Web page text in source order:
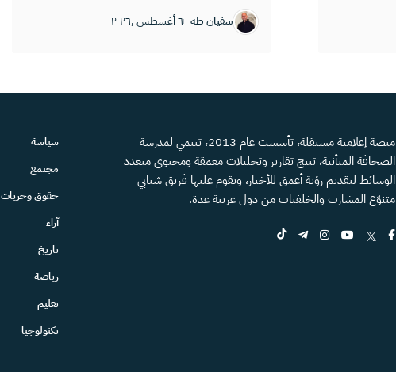
سفيان طه ٦ أغسطس ,٢٠٢٦
منصة إعلامية مستقلة، تأسست عام 2013، تنتمي لمدرسة
الصحافة المتأنية، تنتج تقارير وتحليلات معمقة ومحتوى متعدد
الوسائط لتقديم رؤية أعمق للأخبار، ويقوم عليها فريق شبابي
متنوّع المشارب والخلفيات من دول عربية عدة.
سياسة
مجتمع
حقوق وحريات
آراء
تاريخ
رياضة
تعليم
تكنولوجيا